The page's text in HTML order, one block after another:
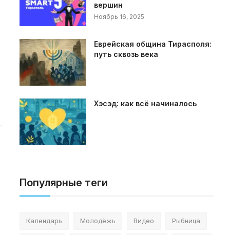
вершин
Ноябрь 16, 2025
Еврейская община Тирасполя:
путь сквозь века
Хэсэд: как всё начиналось
Популярные теги
Календарь Молодёжь Видео Рыбница